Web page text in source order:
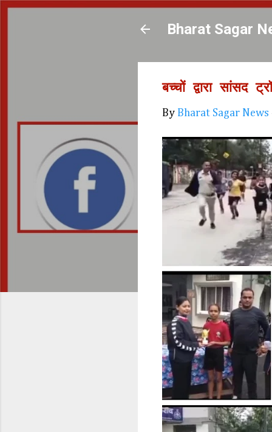
Bharat Sagar
बच्चों द्वारा सांसद
By Bharat Sagar News